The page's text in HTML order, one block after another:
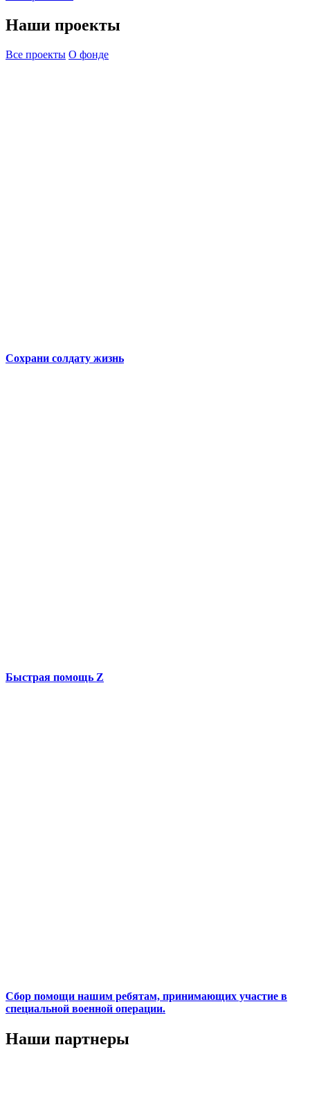
Наши проекты
Все проекты О фонде
Сохрани солдату жизнь
Быстрая помощь Z
Сбор помощи нашим ребятам, принимающих участие в
специальной военной операции.
Наши партнеры